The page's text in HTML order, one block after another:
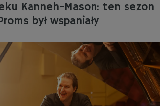
Kanneh-Mason: ten sezon
był wspaniały